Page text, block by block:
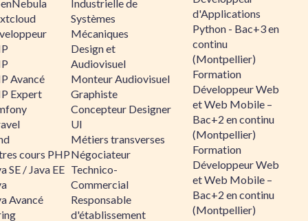
Avancé
Expert
cours PHP
SE / Java EE
Avancé
Industrielle de
Systèmes
Mécaniques
Design et
Audiovisuel
Monteur Audiovisuel
Graphiste
Concepteur Designer
UI
Métiers transverses
Négociateur
Technico-
Commercial
Responsable
d'établissement
d'Applications
Python - Bac+3 en
continu
(Montpellier)
Formation
Développeur Web
et Web Mobile –
Bac+2 en continu
(Montpellier)
Formation
Développeur Web
et Web Mobile –
Bac+2 en continu
(Montpellier)